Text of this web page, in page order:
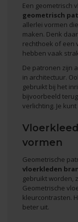
Een geometrisch
geometrisch
allerlei vormen
maken. Denk
rechthoek of een
hebben vaak
De patronen zijn
in architectuur.
gebruikt bij het
bijvoorbeeld
verlichting. Je
vormen
Geometrische
vloerkleden
gebruikt worden,
Geometrische
kleurcontrasten.
beter uit.